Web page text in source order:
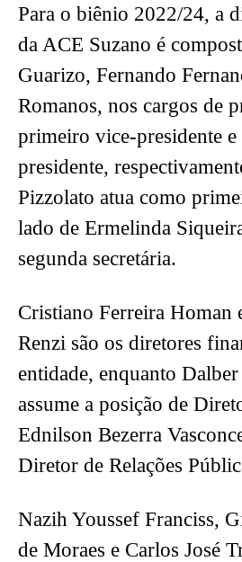
Para o biênio 2022/24, a
da ACE Suzano é
Guarizo, Fernando
Romanos, nos cargos de
primeiro vice-presidente
presidente,
Pizzolato atua como
lado de Ermelinda
segunda secretária.
Cristiano Ferreira Homan
Renzi são os diretores
entidade, enquanto
assume a posição de
Ednilson Bezerra
Diretor de Relações
Nazih Youssef Franciss,
de Moraes e Carlos José